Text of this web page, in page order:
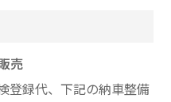
売
登録代、下記の納車整備